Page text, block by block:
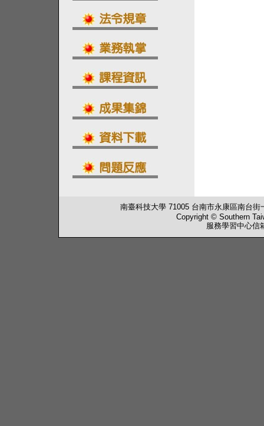
南臺科技大學 71005 台南市永康區南台
Copyright © Southern
服務學習中心信